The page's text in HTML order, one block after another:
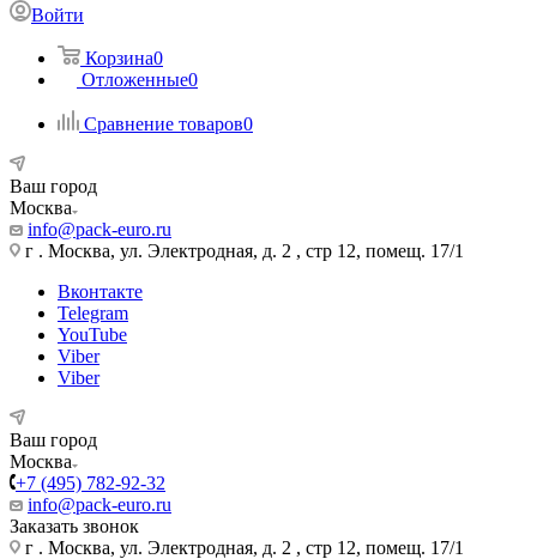
Войти
Корзина0
Отложенные0
Сравнение товаров0
Ваш город
Москва
info@pack-euro.ru
г . Москва, ул. Электродная, д. 2 , стр 12, помещ. 17/1
Вконтакте
Telegram
YouTube
Viber
Viber
Ваш город
Москва
+7 (495) 782-92-32
info@pack-euro.ru
Заказать звонок
г . Москва, ул. Электродная, д. 2 , стр 12, помещ. 17/1